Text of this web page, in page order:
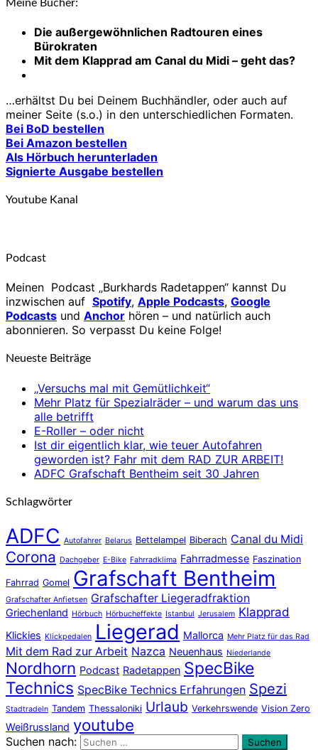
Meine Bücher:
Die außergewöhnlichen Radtouren eines
Bürokraten
Mit dem Klapprad am Canal du Midi – geht das?
…erhältst Du bei Deinem Buchhändler, oder auch auf
meiner Seite (s.o.) in den unterschiedlichen Formaten.
Bei BoD bestellen
Bei Amazon bestellen
Als Hörbuch herunterladen
Signierte Ausgabe bestellen
Youtube Kanal
Podcast
Meinen Podcast „Burkhards Radetappen“ kannst Du
inzwischen auf Spotify, Apple Podcasts, Google
Podcasts und Anchor hören – und natürlich auch
abonnieren. So verpasst Du keine Folge!
Neueste Beiträge
„Versuchs mal mit Gemütlichkeit“
Mehr Platz für Spezialräder – und warum das uns
alle betrifft
E-Roller – oder nicht
Ist dir eigentlich klar, wie teuer Autofahren
geworden ist? Fahr mit dem RAD ZUR ARBEIT!
ADFC Grafschaft Bentheim seit 30 Jahren
Schlagwörter
ADFC Autofahrer Belarus Bettelampel Biberach Canal du Midi
Corona Dachgeber E-Bike Fahrradklima Fahrradmesse Faszination
Fahrrad Gomel Grafschaft Bentheim
Grafschafter Anfietsen Grafschafter Liegeradfraktion
Griechenland Hörbuch Hörbucheffekte Istanbul Jerusalem Klapprad
Klickies Klickpedalen Liegerad Mallorca Mehr Platz für das Rad
Mit dem Rad zur Arbeit Nazca Neuenhaus Niederlande
Nordhorn Podcast Radetappen SpecBike
Technics SpecBike Technics Erfahrungen Spezi
Stadtradeln Tandem Thessaloniki Urlaub Verkehrswende Vision Zero
Weißrussland youtube
Suchen nach: Suchen